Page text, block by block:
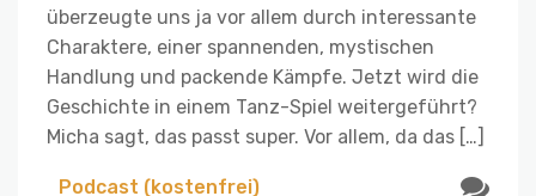
überzeugte uns ja vor allem durch interessante
Charaktere, einer spannenden, mystischen
Handlung und packende Kämpfe. Jetzt wird die
Geschichte in einem Tanz-Spiel weitergeführt?
Micha sagt, das passt super. Vor allem, da das […]
Podcast (kostenfrei)